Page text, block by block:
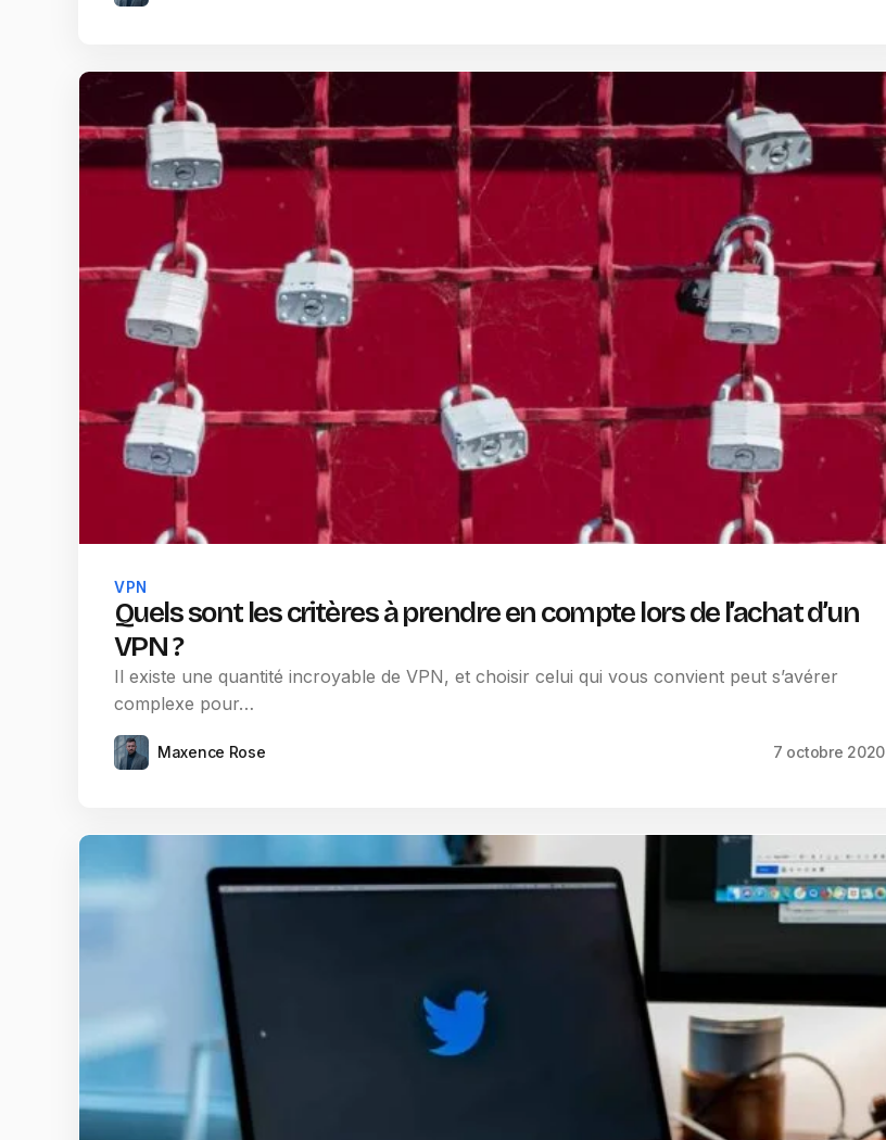
VPN
Quels sont les critères à prendre en compte lors de l’achat d’un
VPN ?
Il existe une quantité incroyable de VPN, et choisir celui qui vous convient peut s’avérer
complexe pour…
Maxence Rose 7 octobre 2020